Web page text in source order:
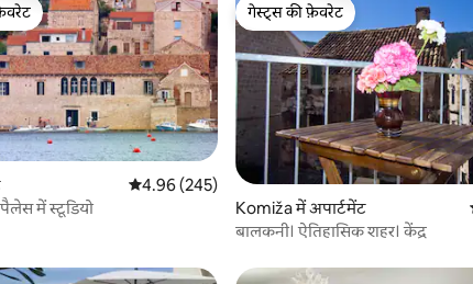
फ़ेवरेट
औसत रेटिंग 5 में से 4.96, 245 समीक्षाएँ
4.96 (245)
में स्टूडियो
गेस्ट्स की फ़ेवरेट
गेस्ट्स की फ़ेवरेट
Komiža में अपार्टमेंट
बालकनी। ऐतिहासिक शहर। केंद्र